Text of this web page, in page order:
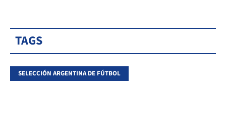
TAGS
SELECCIÓN ARGENTINA DE FÚTBOL